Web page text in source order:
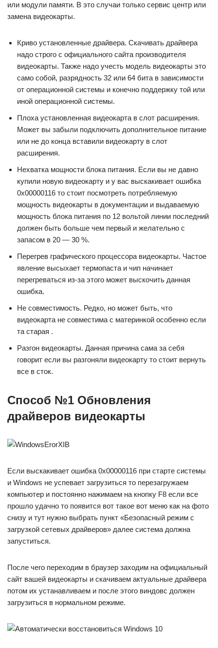
или модули памяти. В это случаи только сервис центр или
замена видеокарты.
Криво установленные драйвера. Скачивать драйвера
надо строго с официального сайта производителя
видеокарты. Также надо учесть модель видеокарты это
само собой, разрядность 32 или 64 бита в зависимости
от операционной системы и конечно поддержку той или
иной операционной системы.
Плоха установленная видеокарта в слот расширения.
Может вы забыли подключить дополнительное питание
или не до конца вставили видеокарту в слот
расширения.
Нехватка мощности блока питания. Если вы не давно
купили новую видеокарту и у вас выскакивает ошибка
0x00000116 то стоит посмотреть потребляемую
мощность видеокарты в документации и выдаваемую
мощность блока питания по 12 вольтой линии последний
должен быть больше чем первый и желательно с
запасом в 20 — 30 %.
Перегрев графического процессора видеокарты. Частое
явление высыхает термопаста и чип начинает
перегреваться из-за этого может выскочить данная
ошибка.
Не совместимость. Редко, но может быть, что
видеокарта не совместима с материнкой особенно если
та старая .
Разгон видеокарты. Данная причина сама за себя
говорит если вы разгоняли видеокарту то стоит вернуть
все в сток.
Способ №1 Обновления
драйверов видеокарты
Если выскакивает ошибка 0x00000116 при старте системы
и Windows не успевает загрузиться то перезагружаем
компьютер и постоянно нажимаем на кнопку F8 если все
прошло удачно то появится вот такое вот меню как на фото
снизу и тут нужно выбрать пункт «Безопасный режим с
загрузкой сетевых драйверов» далее система должна
запуститься.
После чего переходим в браузер заходим на официальный
сайт вашей видеокарты и скачиваем актуальные драйвера
потом их устанавливаем и после этого виндовс должен
загрузиться в нормальном режиме.